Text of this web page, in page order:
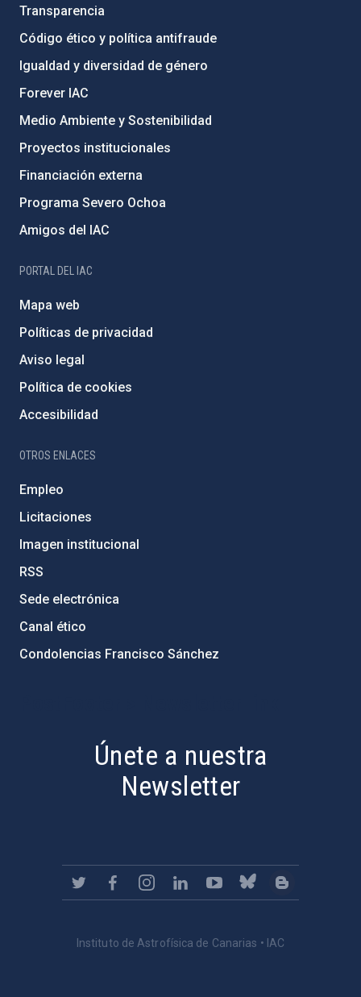
Transparencia
Código ético y política antifraude
Igualdad y diversidad de género
Forever IAC
Medio Ambiente y Sostenibilidad
Proyectos institucionales
Financiación externa
Programa Severo Ochoa
Amigos del IAC
PORTAL DEL IAC
Mapa web
Políticas de privacidad
Aviso legal
Política de cookies
Accesibilidad
OTROS ENLACES
Empleo
Licitaciones
Imagen institucional
RSS
Sede electrónica
Canal ético
Condolencias Francisco Sánchez
Únete a nuestra
Newsletter
Instituto de Astrofísica de Canarias • IAC